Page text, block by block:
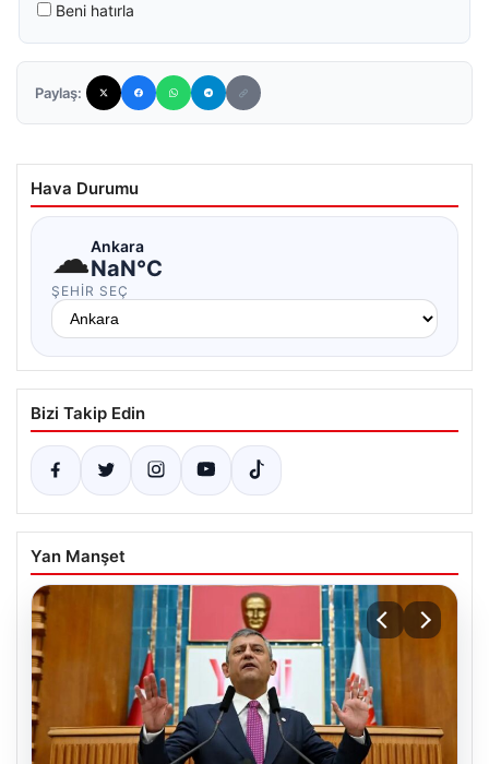
Beni hatırla
Paylaş:
Hava Durumu
☁Ankara
NaN°C
ŞEHIR SEÇ
Bizi Takip Edin
Yan Manşet